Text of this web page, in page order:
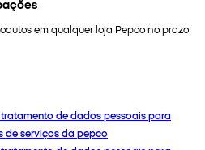
em qualquer loja Pepco no prazo
de dados pessoais para
de serviços da pepco